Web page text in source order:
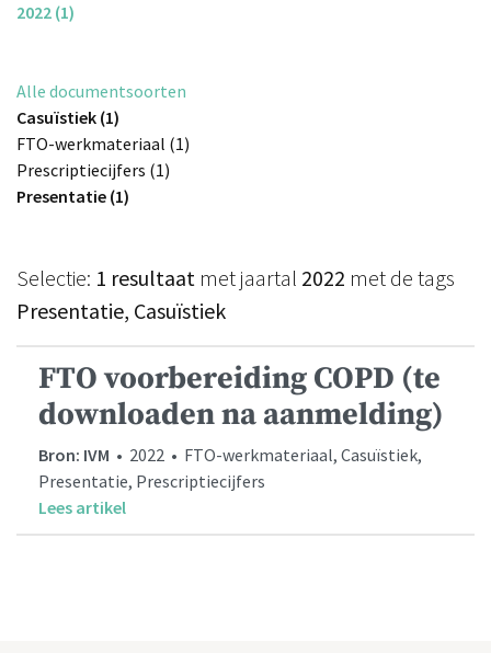
2022 (1)
Alle documentsoorten
Casuïstiek (1)
FTO-werkmateriaal (1)
Prescriptiecijfers (1)
Presentatie (1)
Selectie: 1 resultaat met jaartal 2022 met de tags
Presentatie, Casuïstiek
FTO voorbereiding COPD (te
downloaden na aanmelding)
Bron: IVM • 2022 • FTO-werkmateriaal, Casuïstiek,
Presentatie, Prescriptiecijfers
Lees artikel